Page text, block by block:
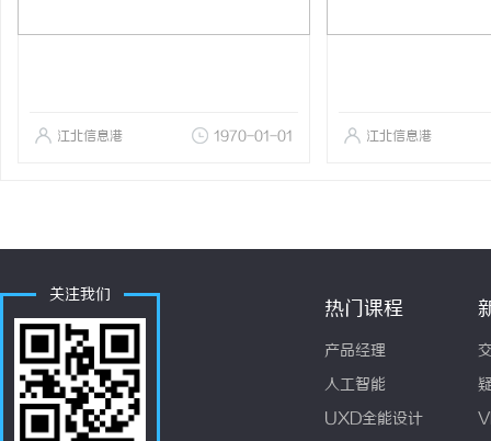
江北信息港 1970-01-01 江北信息港
关注我们
热门课程
产品经理
人工智能
UXD全能设计